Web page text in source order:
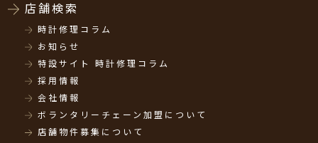
店舗検索
時計修理コラム
お知らせ
特設サイト 時計修理コラム
採用情報
会社情報
ボランタリーチェーン加盟について
店舗物件募集について